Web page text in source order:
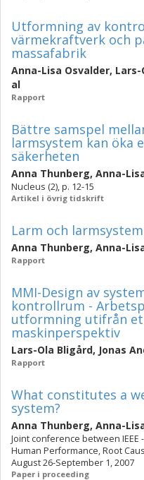
Utformning av
värmekraftverk och
massafabrik
Anna-Lisa Osvalder, Lars-
al
Rapport
Bättre samspel
larmsystem kan öka
säkerheten
Anna Thunberg, Anna-
Nucleus (2), p. 12-15
Artikel i övrig tidskrift
Larm och larmsystem
Anna Thunberg, Anna-
Rapport
MMI-Design av
kontrollrum -
utformning utifrån
maskinperspektiv
Lars-Ola Bligård, Jonas
Rapport
What constitutes a
system?
Anna Thunberg, Anna-
Joint conference between IEEE
Human Performance, Root
August 26-September 1, 2007
Paper i proceeding